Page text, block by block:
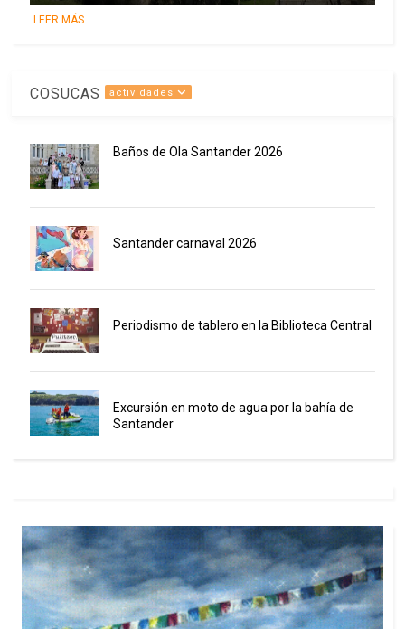
LEER MÁS
COSUCAS actividades
Baños de Ola Santander 2026
Santander carnaval 2026
Periodismo de tablero en la Biblioteca Central
Excursión en moto de agua por la bahía de
Santander